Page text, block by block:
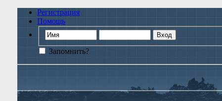
Регистрация
Помощь
Запомнить?